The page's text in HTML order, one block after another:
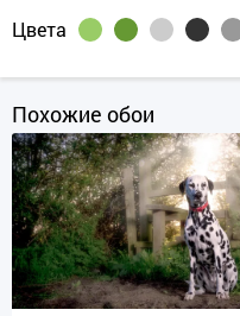
Цвета
Похожие обои